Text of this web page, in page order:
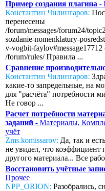
Пример создания плагина -
Константин Чилингаров:
перенесены
/forum/messages/forum24/
sozdanie-nomenklatury-
v-vogbit-
/forum/rules/ Правила ...
Сравнение
Константин Чилингаров:
какие-то запредельные, на
для "расчёта" потребности
Не говор ...
Расчет потребности
заданий - Материалы,
учёт
Zms.komissarov: Да, так и
не увидел, что коэффициент
другого материала... Все
Восстановить учётные
Прочее
NPP_ORION: Разобрались,